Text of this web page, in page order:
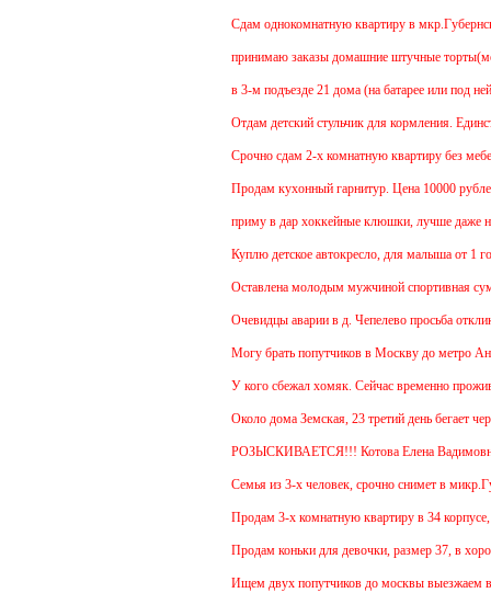
Cдам однокомнатную квартиру в
принимаю заказы домашние штучные
в 3-м подъезде 21 дома (на батарее или под
Отдам детский стульчик для кормления.
Срочно сдам 2-х комнатную квартиру без
Продам кухонный гарнитур. Цена 10000 рублей.
приму в дар хоккейные клюшки, лучше даже
Куплю детское автокресло, для малыша от 1 года.
Оставлена молодым мужчиной спортивная сумка.
Очевидцы аварии в д. Чепелево просьба
Могу брать попутчиков в Москву до метро
У кого сбежал хомяк. Сейчас временно
Около дома Земская, 23 третий день бегает
РОЗЫСКИВАЕТСЯ!!! Котова Елена
Семья из 3-х человек, срочно снимет в
Продам 3-х комнатную квартиру в 34 корпусе,
Продам коньки для девочки, размер 37, в
Ищем двух попутчиков до москвы выезжаем в